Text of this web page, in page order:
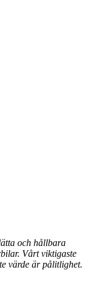
och hållbara
Vårt viktigaste
värde är pålitlighet.